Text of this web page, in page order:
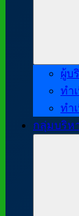
ผู้บ
ทำ
ทำ
กลุ่มบริห